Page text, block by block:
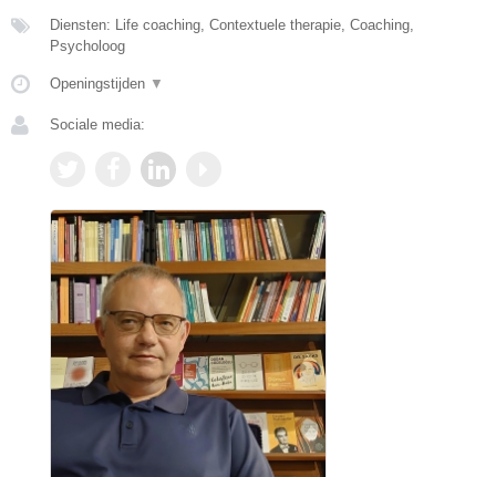
Diensten: Life coaching, Contextuele therapie, Coaching,
Psycholoog
Openingstijden ▼
Sociale media: